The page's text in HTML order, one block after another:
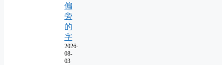
偏
旁
的
字
2026-
08-
03